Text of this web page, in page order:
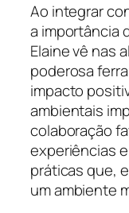
Ao integrar
a importância
Elaine vê nas
poderosa
impacto
ambientais
colaboração
experiências
práticas que,
um ambiente